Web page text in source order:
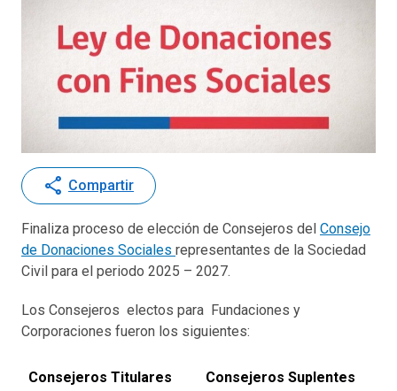
share Compartir
Finaliza proceso de elección de Consejeros del Consejo
de Donaciones Sociales representantes de la Sociedad
Civil para el periodo 2025 – 2027.
Los Consejeros electos para Fundaciones y
Corporaciones fueron los siguientes:
Consejeros Titulares Consejeros Suplentes